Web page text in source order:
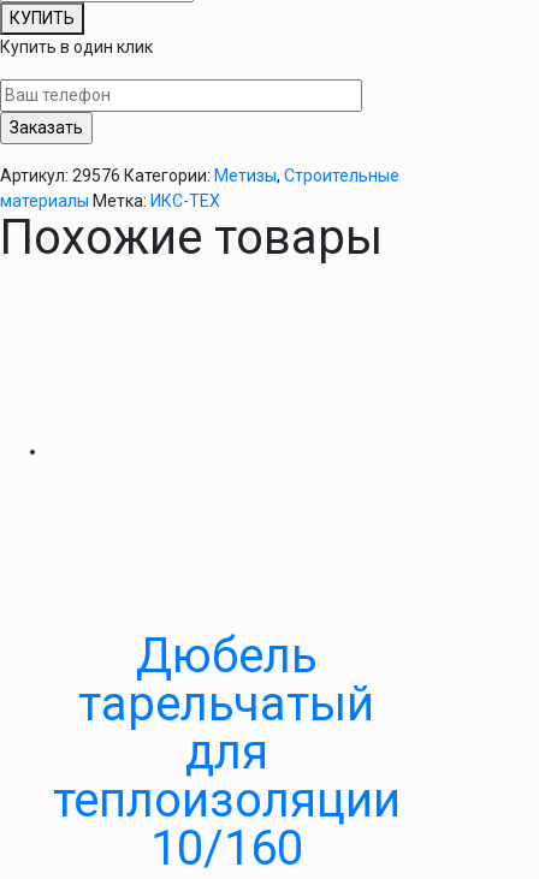
товара
Дюбель
ударный
гриб
с
шурупом
КУПИТЬ
Купить в один клик
Артикул: 29576 Категории: Метизы, Строительные
материалы Метка: ИКС-ТЕХ
Похожие товары
Дюбель
тарельчатый
для
теплоизоляции
10/160